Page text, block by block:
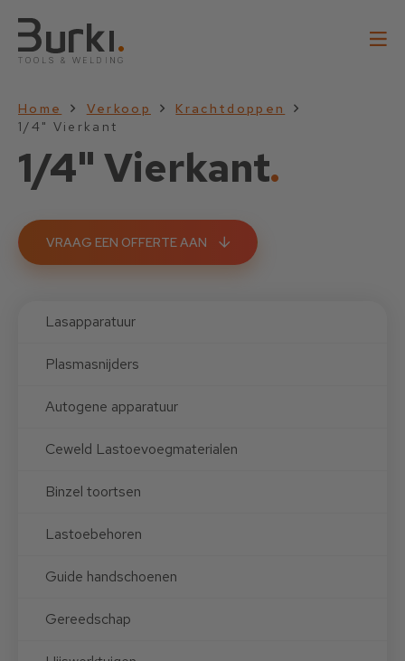
Home Verkoop
Krachtdoppen
1/4" Vierkant
1/4" Vierkant.
VRAAG EEN OFFERTE AAN
Lasapparatuur
Plasmasnijders
Autogene apparatuur
Ceweld Lastoevoegmaterialen
Binzel toortsen
Lastoebehoren
Guide handschoenen
Gereedschap